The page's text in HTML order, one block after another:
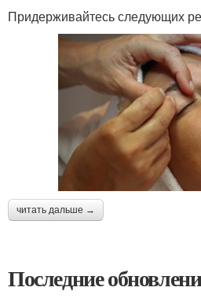
Придерживайтесь следующих
читать дальше →
Последние